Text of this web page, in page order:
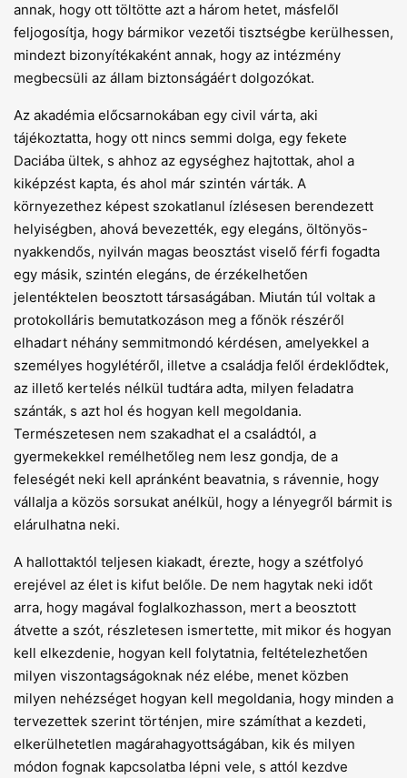
annak, hogy ott töltötte azt a három hetet, másfelől
feljogosítja, hogy bármikor vezetői tisztségbe kerülhessen,
mindezt bizonyítékaként annak, hogy az intézmény
megbecsüli az állam biztonságáért dolgozókat.
Az akadémia előcsarnokában egy civil várta, aki
tájékoztatta, hogy ott nincs semmi dolga, egy fekete
Daciába ültek, s ahhoz az egységhez hajtottak, ahol a
kiképzést kapta, és ahol már szintén várták. A
környezethez képest szokatlanul ízlésesen berendezett
helyiségben, ahová bevezették, egy elegáns, öltönyös-
nyakkendős, nyilván magas beosztást viselő férfi fogadta
egy másik, szintén elegáns, de érzékelhetően
jelentéktelen beosztott társaságában. Miután túl voltak a
protokolláris bemutatkozáson meg a főnök részéről
elhadart néhány semmitmondó kérdésen, amelyekkel a
személyes hogylétéről, illetve a családja felől érdeklődtek,
az illető kertelés nélkül tudtára adta, milyen feladatra
szánták, s azt hol és hogyan kell megoldania.
Természetesen nem szakadhat el a családtól, a
gyermekekkel remélhetőleg nem lesz gondja, de a
feleségét neki kell apránként beavatnia, s rávennie, hogy
vállalja a közös sorsukat anélkül, hogy a lényegről bármit is
elárulhatna neki.
A hallottaktól teljesen kiakadt, érezte, hogy a szétfolyó
erejével az élet is kifut belőle. De nem hagytak neki időt
arra, hogy magával foglalkozhasson, mert a beosztott
átvette a szót, részletesen ismertette, mit mikor és hogyan
kell elkezdenie, hogyan kell folytatnia, feltételezhetően
milyen viszontagságoknak néz elébe, menet közben
milyen nehézséget hogyan kell megoldania, hogy minden a
tervezettek szerint történjen, mire számíthat a kezdeti,
elkerülhetetlen magárahagyottságában, kik és milyen
módon fognak kapcsolatba lépni vele, s attól kezdve